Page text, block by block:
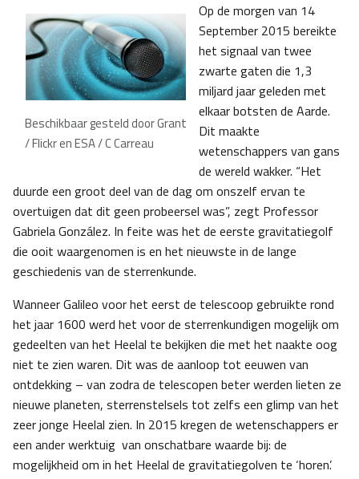
Beschikbaar gesteld door Grant
/ Flickr en ESA / C Carreau
Op de morgen van 14
September 2015 bereikte
het signaal van twee
zwarte gaten die 1,3
miljard jaar geleden met
elkaar botsten de Aarde.
Dit maakte
wetenschappers van gans
de wereld wakker. “Het
duurde een groot deel van de dag om onszelf ervan te
overtuigen dat dit geen probeersel was”, zegt Professor
Gabriela González. In feite was het de eerste gravitatiegolf
die ooit waargenomen is en het nieuwste in de lange
geschiedenis van de sterrenkunde.
Wanneer Galileo voor het eerst de telescoop gebruikte rond
het jaar 1600 werd het voor de sterrenkundigen mogelijk om
gedeelten van het Heelal te bekijken die met het naakte oog
niet te zien waren. Dit was de aanloop tot eeuwen van
ontdekking – van zodra de telescopen beter werden lieten ze
nieuwe planeten, sterrenstelsels tot zelfs een glimp van het
zeer jonge Heelal zien. In 2015 kregen de wetenschappers er
een ander werktuig van onschatbare waarde bij: de
mogelijkheid om in het Heelal de gravitatiegolven te ‘horen’.